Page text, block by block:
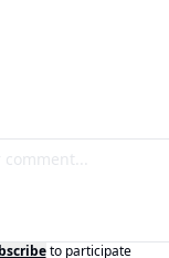
to participate